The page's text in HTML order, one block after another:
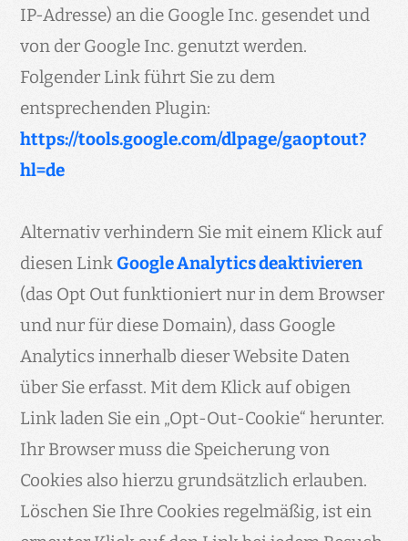
IP-Adresse) an die Google Inc. gesendet und
von der Google Inc. genutzt werden.
Folgender Link führt Sie zu dem
entsprechenden Plugin:
https://tools.google.com/dlpage/gaoptout?
hl=de
Alternativ verhindern Sie mit einem Klick auf
diesen LinkGoogle Analytics deaktivieren
(das Opt Out funktioniert nur in dem Browser
und nur für diese Domain), dass Google
Analytics innerhalb dieser Website Daten
über Sie erfasst. Mit dem Klick auf obigen
Link laden Sie ein „Opt-Out-Cookie“ herunter.
Ihr Browser muss die Speicherung von
Cookies also hierzu grundsätzlich erlauben.
Löschen Sie Ihre Cookies regelmäßig, ist ein